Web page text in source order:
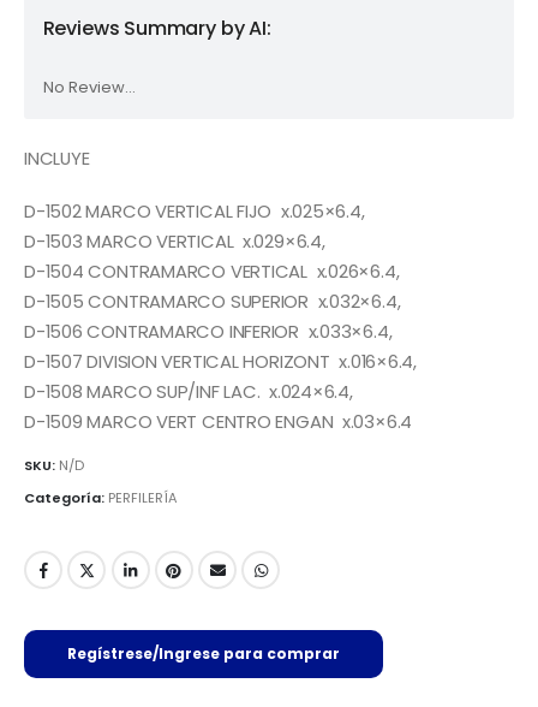
Reviews Summary by AI:
No Review...
INCLUYE
D-1502 MARCO VERTICAL FIJO x.025×6.4,
D-1503 MARCO VERTICAL x.029×6.4,
D-1504 CONTRAMARCO VERTICAL x.026×6.4,
D-1505 CONTRAMARCO SUPERIOR x.032×6.4,
D-1506 CONTRAMARCO INFERIOR x.033×6.4,
D-1507 DIVISION VERTICAL HORIZONT x.016×6.4,
D-1508 MARCO SUP/INF LAC. x.024×6.4,
D-1509 MARCO VERT CENTRO ENGAN x.03×6.4
SKU: N/D
Categoría: PERFILERÍA
Regístrese/Ingrese para comprar